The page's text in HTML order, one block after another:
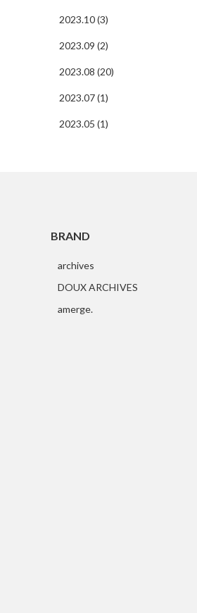
2023.10 (3)
2023.09 (2)
2023.08 (20)
2023.07 (1)
2023.05 (1)
BRAND
archives
DOUX ARCHIVES
amerge.